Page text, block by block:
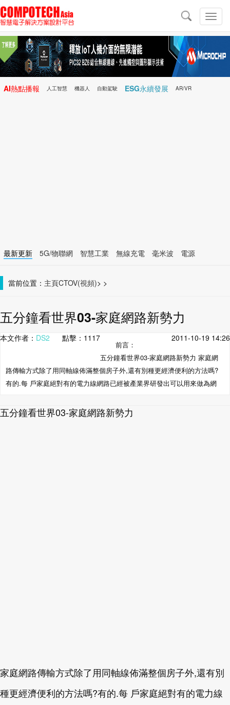
切
換
導
導
航
AI熱點播報 人工智慧 機器人 自動駕駛 ESG永續發展 AR/VR
最新更新 5G/物聯網 智慧工業 無線充電 毫米波
電源
當前位置： 主頁 >
CTOV(視頻) >
五分鐘看世界03-家庭網路新勢力
本文作者： DS2 點擊： 1117 2011-10-19 14:26
前言：
五分鐘看世界03-家庭網路新勢力 家庭網
路傳輸方式除了用同軸線佈滿整個房子外,還有別種更經濟便利的方法嗎?
有的.每 戶家庭絕對有的電力線網路已經被產業界研發出可以用來做為網
五分鐘看世界03-家庭網路新勢力
家庭網路傳輸方式除了用同軸線佈滿整個房子外,還有別
種更經濟便利的方法嗎?有的.每 戶家庭絕對有的電力線